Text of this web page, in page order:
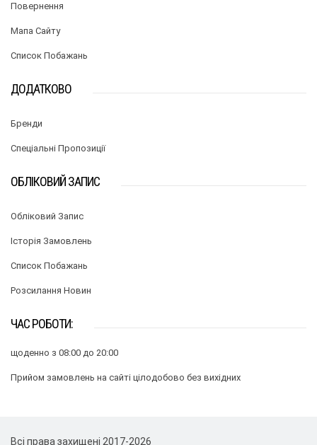
Повернення
Мапа Сайту
Список Побажань
ДОДАТКОВО
Бренди
Спеціальні Пропозиції
ОБЛІКОВИЙ ЗАПИС
Обліковий Запис
Історія Замовлень
Список Побажань
Розсилання Новин
ЧАС РОБОТИ:
щоденно з 08:00 до 20:00
Прийом замовлень на сайті цілодобово без вихідних
Всі права захищені 2017-2026